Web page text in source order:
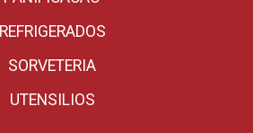
REFRIGERADOS
SORVETERIA
UTENSILIOS